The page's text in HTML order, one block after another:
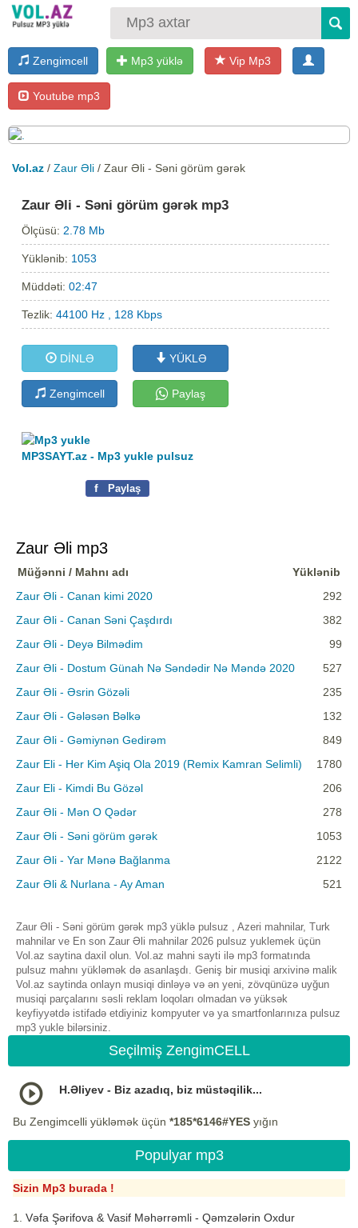
Zengimcell Mp3 yüklə Vip Mp3
Youtube mp3
Vol.az / Zaur Əli / Zaur Əli - Səni görüm gərək
Zaur Əli - Səni görüm gərək mp3
Ölçüsü: 2.78 Mb
Yüklənib: 1053
Müddəti:02:47
Tezlik:44100 Hz , 128 Kbps
DİNLƏ YÜKLƏ
Zengimcell Paylaş
MP3SAYT.az - Mp3 yukle pulsuz
f Paylaş
Zaur Əli mp3
Müğənni / Mahnı adı
Yüklənib
Zaur Əli - Canan kimi 2020
292
Zaur Əli - Canan Səni Çaşdırdı
382
Zaur Əli - Deyə Bilmədim
99
Zaur Əli - Dostum Günah Nə Səndədir Nə Məndə 2020
527
Zaur Əli - Əsrin Gözəli
235
Zaur Əli - Gələsən Bəlkə
132
Zaur Əli - Gəmiynən Gedirəm
849
Zaur Eli - Her Kim Aşiq Ola 2019 (Remix Kamran Selimli)
1780
Zaur Eli - Kimdi Bu Gözəl
206
Zaur Əli - Mən O Qədər
278
Zaur Əli - Səni görüm gərək
1053
Zaur Əli - Yar Mənə Bağlanma
2122
Zaur Əli & Nurlana - Ay Aman
521
Zaur Əli - Səni görüm gərək mp3 yüklə pulsuz , Azeri mahnilar, Turk
mahnilar ve En son Zaur Əli mahnilar 2026 pulsuz yuklemek üçün
Vol.az saytina daxil olun. Vol.az mahni sayti ilə mp3 formatında
pulsuz mahnı yükləmək də asanlaşdı. Geniş bir musiqi arxivinə malik
Vol.az saytinda onlayn musiqi dinləyə və ən yeni, zövqünüzə uyğun
musiqi parçalarını səsli reklam loqoları olmadan və yüksək
keyfiyyətdə istifadə etdiyiniz kompyuter və ya smartfonlarınıza pulsuz
mp3 yukle bilərsiniz.
Seçilmiş ZengimCELL
H.Əliyev - Biz azadıq, biz müstəqilik...
Bu Zengimcelli yükləmək üçün *185*6146#YES yığın
Populyar mp3
Sizin Mp3 burada !
Vəfa Şərifova & Vasif Məhərrəmli - Qəmzələrin Oxdur